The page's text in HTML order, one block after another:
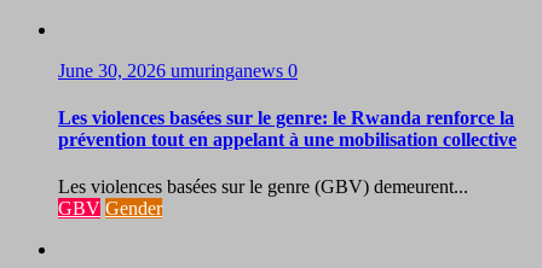
June 30, 2026 umuringanews 0
Les violences basées sur le genre: le Rwanda renforce la
prévention tout en appelant à une mobilisation collective
Les violences basées sur le genre (GBV) demeurent...
GBV Gender